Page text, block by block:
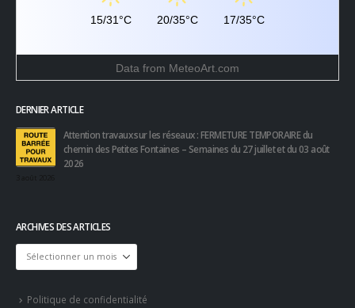
15/31°C 20/35°C 17/35°C
Data from MeteoArt.com
DERNIER ARTICLE
Attention travaux sur les réseaux : FERMETURE TEMPORAIRE du
chemin des Petites Fontaines – Semaines du 27 juillet et du 03 août
2026
ARCHIVES DES ARTICLES
Archives
des
Politique de confidentialité